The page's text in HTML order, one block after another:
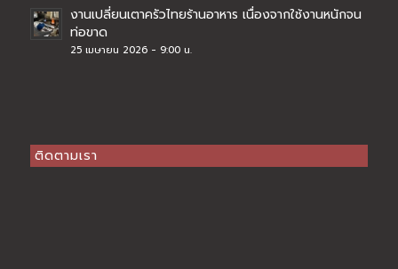
งานเปลี่ยนเตาครัวไทยร้านอาหาร เนื่องจากใช้งานหนักจน
ท่อขาด
25 เมษายน 2026 - 9:00 น.
ติดตามเรา